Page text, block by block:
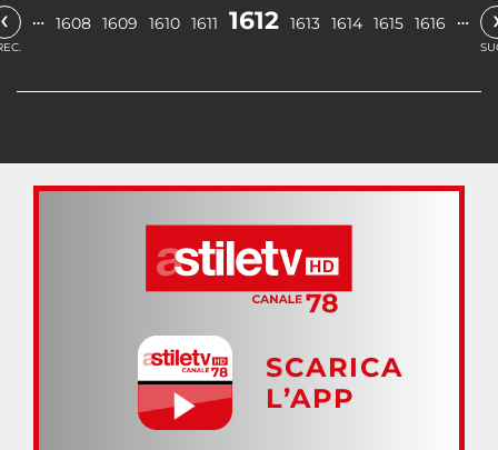
‹ … 1608 1609 1610 1611 1612 1613 1614 1615 1616 …
SCARICA
L’APP